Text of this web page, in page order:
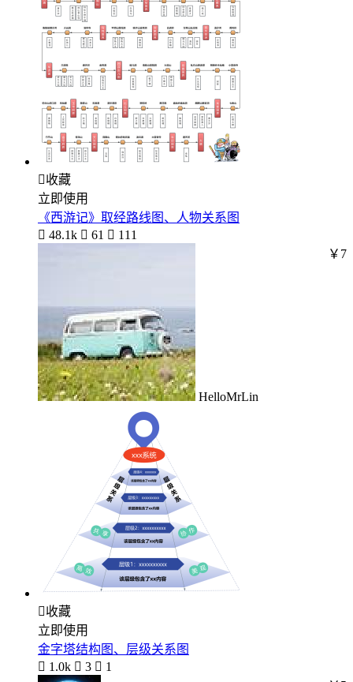
收藏
立即使用
《西游记》取经路线图、人物关系图
 48.1k  61  111
HelloMrLin
￥7
收藏
立即使用
金字塔结构图、层级关系图
 1.0k  3  1